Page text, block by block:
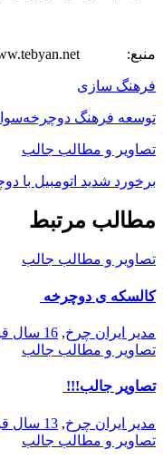
منبع: www.tebyan.net
فرهنگ سازی
توسعه فرهنگ
تصاویر و مطالب جالب
برخورد شدید اتومبیل با
مطالب مرتبط
تصاویر و مطالب جالب
کالسکه ی دوچرخه
مدیر ایران چرخ, 16 سال قبل
تصاویر و مطالب جالب
تصاویر جالب!!!
مدیر ایران چرخ, 13 سال قبل
تصاویر و مطالب جالب